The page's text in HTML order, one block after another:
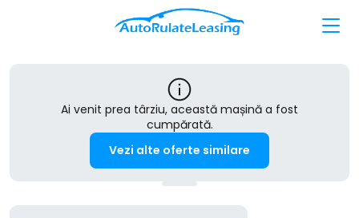
Ai venit prea târziu, această mașină a fost
cumpărată.
Vezi alte oferte similare